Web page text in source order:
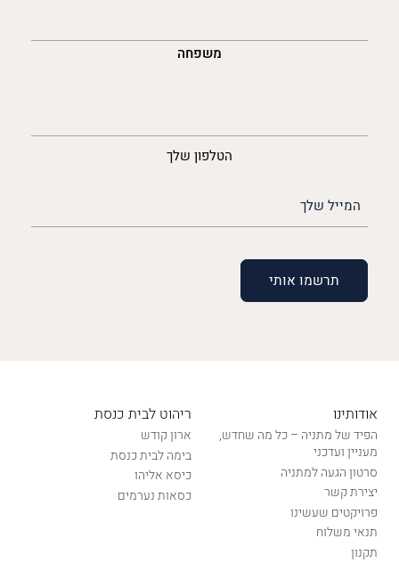
משפחה
הטלפון שלך
(חובה)
אודותינו
הפיד של מתניה – כל מה שחדש,
מעניין ועדכני
סרטון הגעה למתניה
יצירת קשר
פרויקטים שעשינו
תנאי משלוח
תקנון
ריהוט לבית כנסת
ארון קודש
בימה לבית כנסת
כיסא אליהו
כסאות נערמים